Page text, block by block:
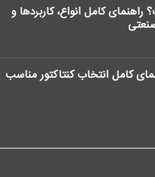
کامل انواع، کاربردها و
کامل انتخاب کنتاکتور مناسب